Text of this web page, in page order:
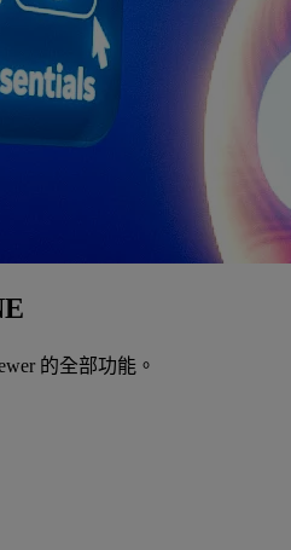
的全部功能。